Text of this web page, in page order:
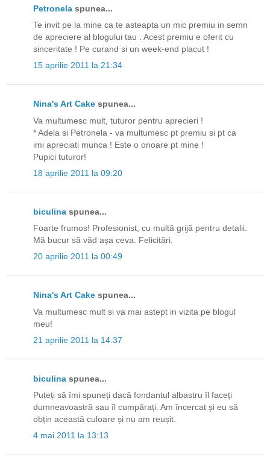
Petronela spunea...
Te invit pe la mine ca te asteapta un mic premiu in semn
de apreciere al blogului tau . Acest premiu e oferit cu
sinceritate ! Pe curand si un week-end placut !
15 aprilie 2011 la 21:34
Nina's Art Cake spunea...
Va multumesc mult, tuturor pentru aprecieri !
* Adela si Petronela - va multumesc pt premiu si pt ca
imi apreciati munca ! Este o onoare pt mine !
Pupici tuturor!
18 aprilie 2011 la 09:20
biculina spunea...
Foarte frumos! Profesionist, cu multă grijă pentru detalii.
Mă bucur să văd așa ceva. Felicitări.
20 aprilie 2011 la 00:49
Nina's Art Cake spunea...
Va multumesc mult si va mai astept in vizita pe blogul
meu!
21 aprilie 2011 la 14:37
biculina spunea...
Puteți să îmi spuneți dacă fondantul albastru îl faceți
dumneavoastră sau îl cumpărați. Am încercat și eu să
obțin această culoare și nu am reușit.
4 mai 2011 la 13:13